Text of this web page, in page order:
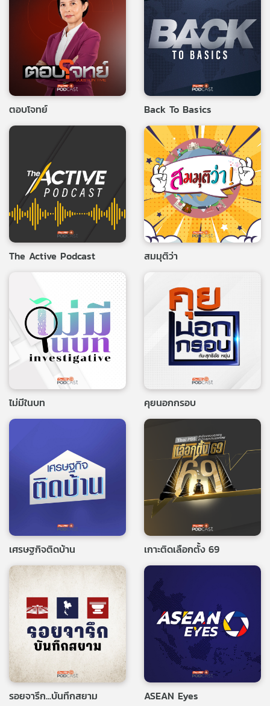
ตอบโจทย์ Back To Basics
The Active Podcast สมมุติว่า
ไม่มีในบท คุยนอกกรอบ
เศรษฐกิจติดบ้าน เกาะติดเลือกตั้ง 69
รอยจารึก...บันทึกสยาม ASEAN Eyes